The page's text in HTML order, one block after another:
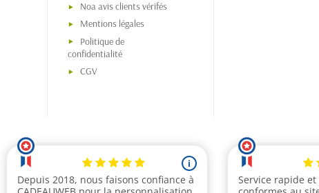
Noa avis clients vérifés
Mentions légales
Politique de
confidentialité
CGV